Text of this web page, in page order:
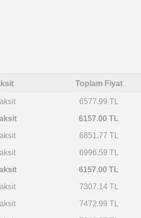
Toplam Fiyat
6577.99 TL
6157.00 TL
6851.77 TL
6996.59 TL
6157.00 TL
7307.14 TL
7472.99 TL